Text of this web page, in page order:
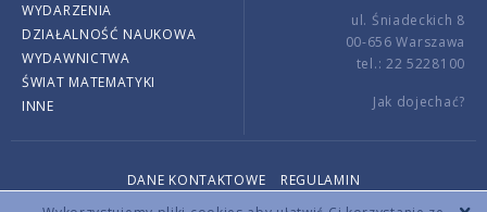
WYDARZENIA
DZIAŁALNOŚĆ NAUKOWA
WYDAWNICTWA
ŚWIAT MATEMATYKI
INNE
ul. Śniadeckich 8
00-656 Warszawa
tel.: 22 5228100
Jak dojechać?
DANE KONTAKTOWE
REGULAMIN
Copyright © 2026 by IMPAN. All rights reserved.